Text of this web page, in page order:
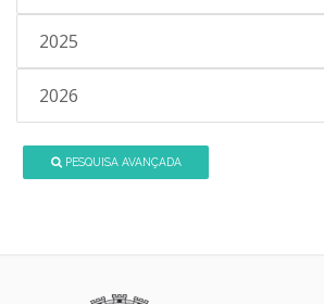
2025
2026
PESQUISA AVANÇADA